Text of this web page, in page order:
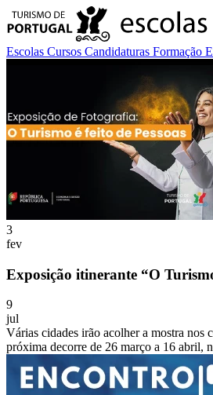
Escolas Cursos Candidaturas Formação
3
fev
Exposição itinerante “O
9
jul
Várias cidades irão acolher a mostra nos
próxima decorre de 26 março a 16 abril,